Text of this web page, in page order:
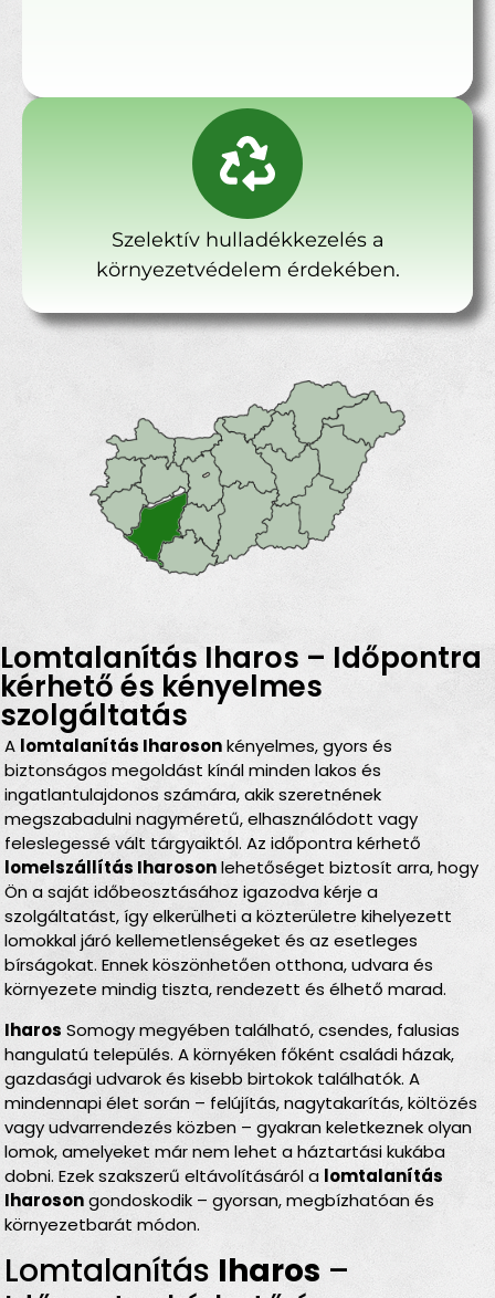
Szelektív hulladékkezelés a
környezetvédelem érdekében.
Lomtalanítás Iharos – Időpontra
kérhető és kényelmes
szolgáltatás
A lomtalanítás Iharosonkényelmes, gyors és
biztonságos megoldást kínál minden lakos és
ingatlantulajdonos számára, akik szeretnének
megszabadulni nagyméretű, elhasználódott vagy
feleslegessé vált tárgyaiktól. Az időpontra kérhető
lomelszállítás Iharosonlehetőséget biztosít arra, hogy
Ön a saját időbeosztásához igazodva kérje a
szolgáltatást, így elkerülheti a közterületre kihelyezett
lomokkal járó kellemetlenségeket és az esetleges
bírságokat. Ennek köszönhetően otthona, udvara és
környezete mindig tiszta, rendezett és élhető marad.
Iharos Somogy megyében található, csendes, falusias
hangulatú település. A környéken főként családi házak,
gazdasági udvarok és kisebb birtokok találhatók. A
mindennapi élet során – felújítás, nagytakarítás, költözés
vagy udvarrendezés közben – gyakran keletkeznek olyan
lomok, amelyeket már nem lehet a háztartási kukába
dobni. Ezek szakszerű eltávolításáról a lomtalanítás
Iharosongondoskodik – gyorsan, megbízhatóan és
környezetbarát módon.
Lomtalanítás Iharos –